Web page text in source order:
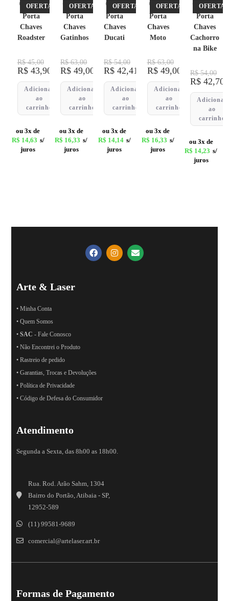
OFERTA!
Chaves
Porta
Chaves
Roadster
R$45,00
R$43,90
Adicionar
ao
carrinho
ou 3x de
R$ 14,63 s/
juros
OFERTA!
Chaves
Porta
Chaves
Gatinhos
R$63,00
R$ 49,00
Adicionar
ao
carrinho
ou 3x de
R$ 16,33 s/
juros
OFERTA!
Chaves
Porta
Chaves
Ducati
R$54,00
R$42,41
Adicionar
ao
carrinho
ou 3x de
R$ 14,14 s/
juros
OFERTA!
Chaves
Porta
Chaves
Moto
R$63,00
R$49,00
Adicionar
ao
carrinho
ou 3x de
R$ 16,33 s/
juros
OFERTA!
Chaves
Porta
Chaves
Cachorro
na Bike
R$54,00
R$ 42,70
Adicionar
ao
carrinho
ou 3x de
R$ 14,23 s/
juros
Arte & Laser
• Minha Conta
• Quem Somos
•SAC - Fale Conosco
• Não Encontrei o Produto
• Rastreio de pedido
• Garantias, Trocas e Devoluções
• Política de Privacidade
• Código de Defesa do Consumidor
Atendimento
Segunda a Sexta, das 8h00 as 18h00.
Rua. Rod. Arão Sahm, 1304
Bairro do Portão, Atibaia - SP,
12952-589
(11) 99581-9689
comercial@artelaser.art.br
Formas de Pagamento